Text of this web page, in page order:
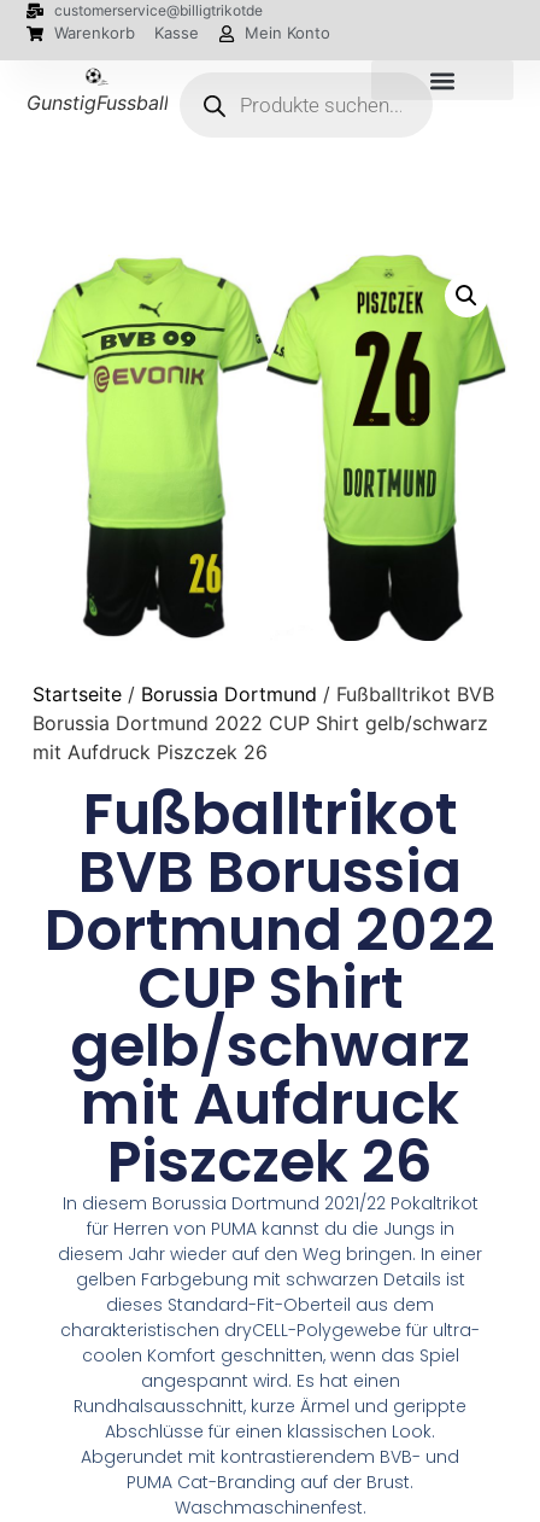
customerservice@billigtrikotde
Warenkorb Kasse Mein Konto
GunstigFussballTrikot
Startseite/ Borussia Dortmund / Fußballtrikot BVB
Borussia Dortmund 2022 CUP Shirt gelb/schwarz
mit Aufdruck Piszczek 26
Fußballtrikot
BVB Borussia
Dortmund 2022
CUP Shirt
gelb/schwarz
mit Aufdruck
Piszczek 26
In diesem Borussia Dortmund 2021/22 Pokaltrikot
für Herren von PUMA kannst du die Jungs in
diesem Jahr wieder auf den Weg bringen. In einer
gelben Farbgebung mit schwarzen Details ist
dieses Standard-Fit-Oberteil aus dem
charakteristischen dryCELL-Polygewebe für ultra-
coolen Komfort geschnitten, wenn das Spiel
angespannt wird. Es hat einen
Rundhalsausschnitt, kurze Ärmel und gerippte
Abschlüsse für einen klassischen Look.
Abgerundet mit kontrastierendem BVB- und
PUMA Cat-Branding auf der Brust.
Waschmaschinenfest.